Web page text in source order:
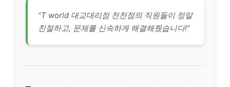
“T world 대교대리점 천천점의 직원들이 정말
친절하고, 문제를 신속하게 해결해줬습니다!”